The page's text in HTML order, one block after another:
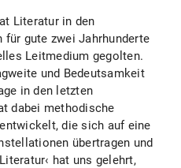
Literatur in den
für gute zwei Jahrhunderte
Leitmedium gegolten.
und Bedeutsamkeit
in den letzten
dabei methodische
die sich auf eine
übertragen und
hat uns gelehrt,